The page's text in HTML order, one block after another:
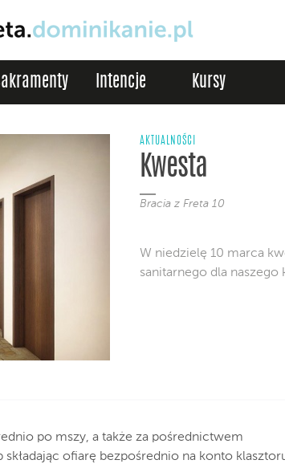
Intencje Kursy
AKTUALNOŚCI
Kwesta
Bracia z Freta 10
W niedzielę 10 marca
sanitarnego dla naszego
po mszy, a także za pośrednictwem
składając ofiarę bezpośrednio na konto